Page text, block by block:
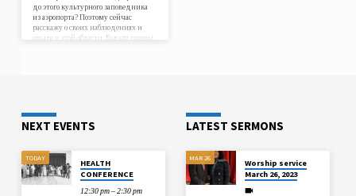
до этого культурного заповедника
из аэропорта? Поэтому сейчас
расскажу о своих наблюдениях и
опыте в этой области. Будьте готовы
NEXT EVENTS
TODAY
HEALTH
CONFERENCE
12:30 pm – 2:30 pm
LATEST SERMONS
MAR 26
Worship service
March 26, 2023